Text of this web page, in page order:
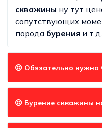
скважины ну тут
сопутствующих
порода бурения и т.д.
Обязательно
Бурение скважины